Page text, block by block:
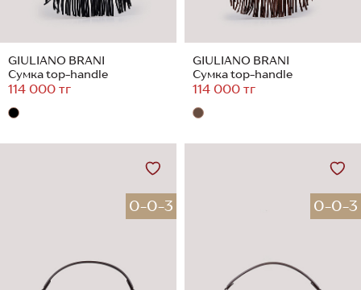
GIULIANO BRANI
Сумка top-handle
114 000 тг
GIULIANO BRANI
Сумка top-handle
114 000 тг
0-0-3 0-0-3